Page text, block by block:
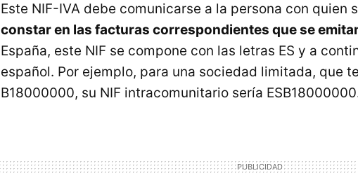
Este NIF-IVA debe comunicarse a la persona con quien
constar en las facturas correspondientes que se
España, este NIF se compone con las letras ES y a
español. Por ejemplo, para una sociedad limitada, que
B18000000, su NIF intracomunitario sería